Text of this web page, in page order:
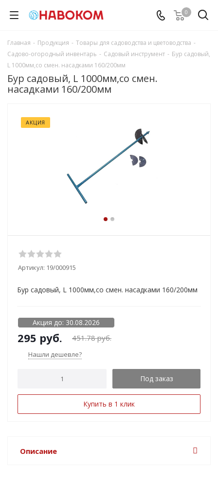
0
Главная - Продукция - Товары для садоводства и цветоводства -
Садово-огородный инвентарь - Садовый инструмент - Бур садовый,
L 1000мм,со смен. насадками 160/200мм
Бур садовый, L 1000мм,со смен.
насадками 160/200мм
АКЦИЯ
Артикул: 19/000915
Бур садовый, L 1000мм,со смен. насадками 160/200мм
Акция до: 30.08.2026
295 руб. 451.78руб.
Нашли дешевле?
Под заказ
Купить в 1 клик
Описание